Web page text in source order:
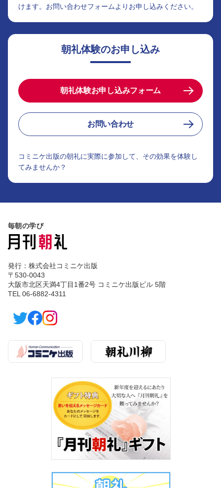
けます。お問い合わせフォームよりお申し込みください。
朝礼体験のお申し込み
朝礼体験お申し込みフォーム
お問い合わせ
コミニケ出版の朝礼に実際に参加して、その効果を体験し
てみませんか？
毎朝の学び
発行：株式会社コミニケ出版
〒530-0043
大阪市北区天満4丁目1番2号 コミニケ出版ビル 5階
TEL 06-6882-4311